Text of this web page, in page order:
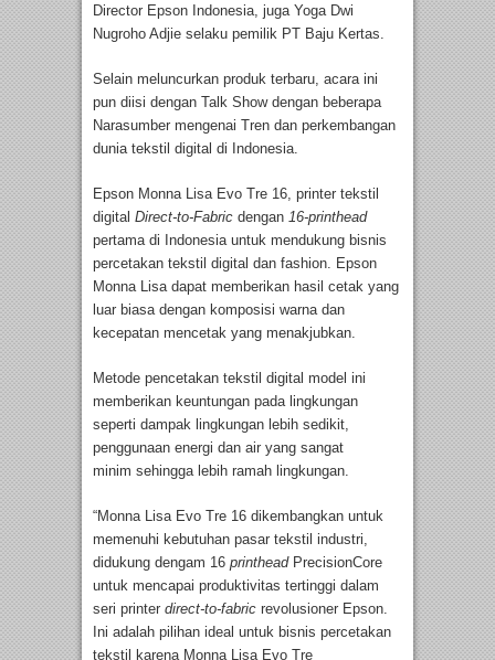
Director Epson Indonesia, juga Yoga Dwi
Nugroho Adjie selaku pemilik PT Baju Kertas.
Selain meluncurkan produk terbaru, acara ini
pun diisi dengan Talk Show dengan beberapa
Narasumber mengenai Tren dan perkembangan
dunia tekstil digital di Indonesia.
Epson Monna Lisa Evo Tre 16, printer tekstil
digital Direct-to-Fabric dengan 16-printhead
pertama di Indonesia untuk mendukung bisnis
percetakan tekstil digital dan fashion. Epson
Monna Lisa dapat memberikan hasil cetak yang
luar biasa dengan komposisi warna dan
kecepatan mencetak yang menakjubkan.
Metode pencetakan tekstil digital model ini
memberikan keuntungan pada lingkungan
seperti dampak lingkungan lebih sedikit,
penggunaan energi dan air yang sangat
minim sehingga lebih ramah lingkungan.
“Monna Lisa Evo Tre 16 dikembangkan untuk
memenuhi kebutuhan pasar tekstil industri,
didukung dengam 16 printheadPrecisionCore
untuk mencapai produktivitas tertinggi dalam
seri printer direct-to-fabric revolusioner Epson.
Ini adalah pilihan ideal untuk bisnis percetakan
tekstil karena Monna Lisa Evo Tre